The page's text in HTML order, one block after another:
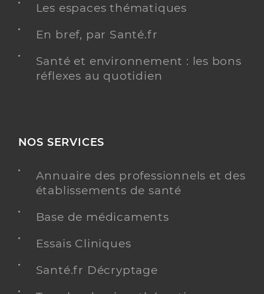
Les espaces thématiques
En bref, par Santé.fr
Santé et environnement : les bons
réflexes au quotidien
NOS SERVICES
Annuaire des professionnels et des
établissements de santé
Base de médicaments
Essais Cliniques
Santé.fr Décryptage